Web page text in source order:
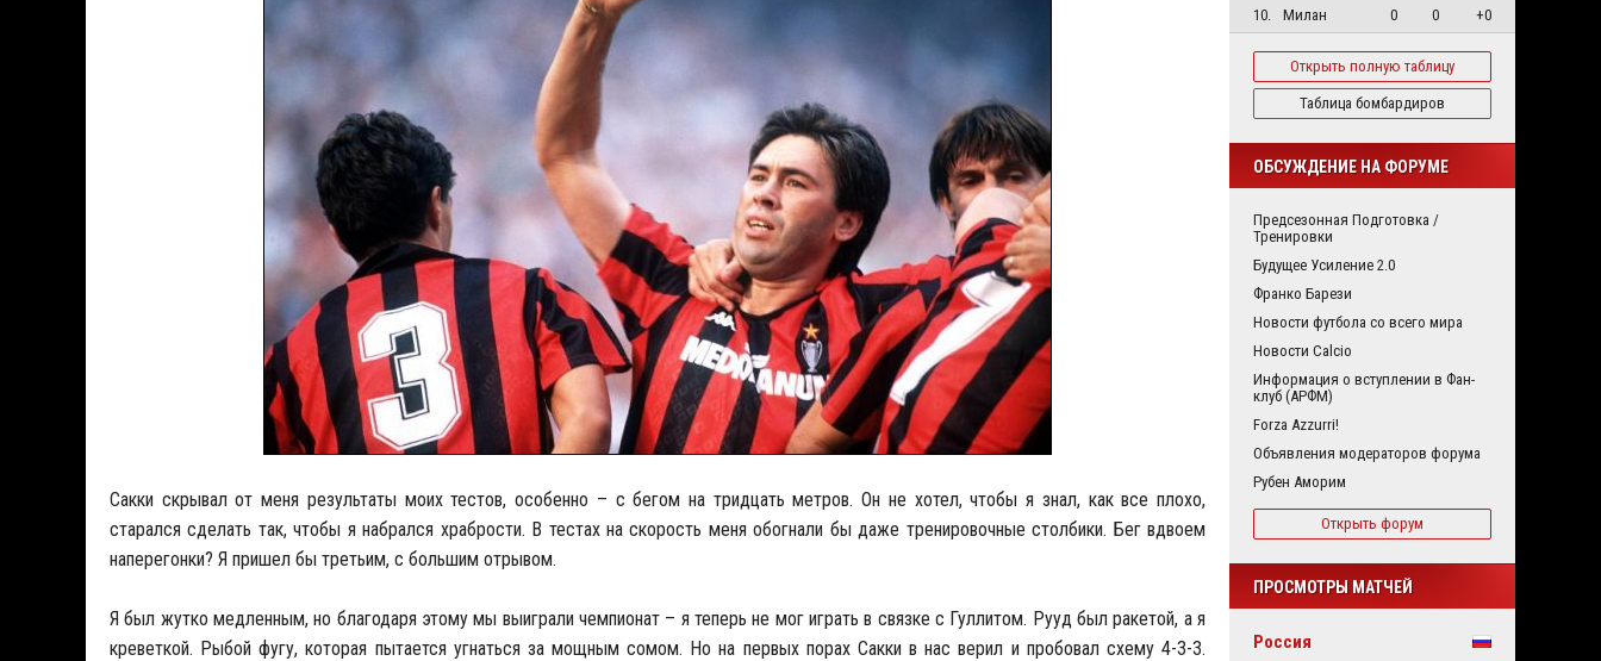
Сакки скрывал от меня результаты моих тестов, особенно – с бегом на тридцать метров. Он не хотел, чтобы я знал, как все плохо,
старался сделать так, чтобы я набрался храбрости. В тестах на скорость меня обогнали бы даже тренировочные столбики. Бег вдвоем
наперегонки? Я пришел бы третьим, с большим отрывом.
Я был жутко медленным, но благодаря этому мы выиграли чемпионат ­– я теперь не мог играть в связке с Гуллитом. Рууд был ракетой, а я
креветкой. Рыбой фугу, которая пытается угнаться за мощным сомом. Но на первых порах Сакки в нас верил и пробовал схему 4-3-3.
10.
Милан 0 0 +0
Открыть полную таблицу
Таблица бомбардиров
ОБСУЖДЕНИЕ НА ФОРУМЕ
Предсезонная Подготовка /
Тренировки
Будущее Усиление 2.0
Франко Барези
Новости футбола со всего мира
Новости Calcio
Информация о вступлении в Фан-
клуб (АРФМ)
Forza Azzurri!
Объявления модераторов форума
Рубен Аморим
Открыть форум
ПРОСМОТРЫ МАТЧЕЙ
Россия